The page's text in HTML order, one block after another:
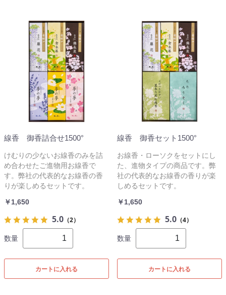
線香 御香詰合せ1500°
けむりの少ないお線香のみを詰
め合わせたご進物用お線香で
す。弊社の代表的なお線香の香
りが楽しめるセットです。
￥1,650
5.0 （2）
数量
カートに入れる
線香 御香セット1500°
お線香・ローソクをセットにし
た、進物タイプの商品です。弊
社の代表的なお線香の香りが楽
しめるセットです。
￥1,650
5.0 （4）
数量
カートに入れる